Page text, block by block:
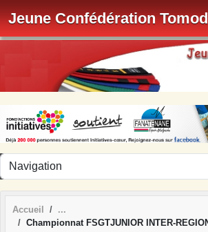
Jeune Confédération
Accueil
Championnat FSGTJUNIOR INTER-